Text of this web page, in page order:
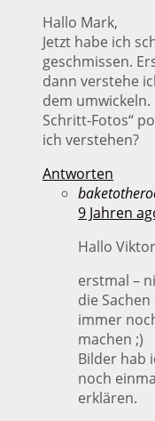
Hallo Mark,
Jetzt habe ich
geschmissen.
dann verstehe
dem
Schritt-Fotos“
ich verstehen?
Antworten
9 Jahren
Hallo
erstmal –
die
immer
machen ;)
Bilder hab
noch
erklären.